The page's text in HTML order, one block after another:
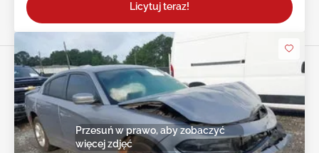
Licytuj teraz!
Przesuń w prawo, aby zobaczyć
więcej zdjęć